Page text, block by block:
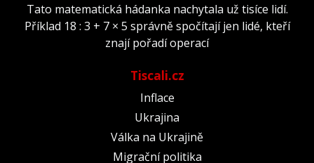
Tato matematická hádanka nachytala už tisíce lidí.
Příklad 18 : 3 + 7 × 5 správně spočítají jen lidé, kteří
znají pořadí operací
Tiscali.cz
Inflace
Ukrajina
Válka na Ukrajině
Migrační politika